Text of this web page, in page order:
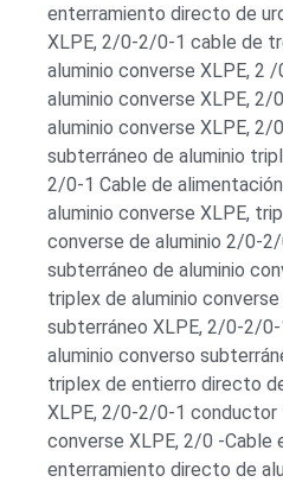
enterramiento directo de
XLPE, 2/0-2/0-1 cable de
aluminio converse XLPE, 2
aluminio converse XLPE,
aluminio converse XLPE,
subterráneo de aluminio
2/0-1 Cable de
aluminio converse XLPE,
converse de aluminio 2/0-
subterráneo de aluminio
triplex de aluminio
subterráneo XLPE, 2/0-2/
aluminio converso
triplex de entierro directo
XLPE, 2/0-2/0-1 conductor
converse XLPE, 2/0 -Cable
enterramiento directo de